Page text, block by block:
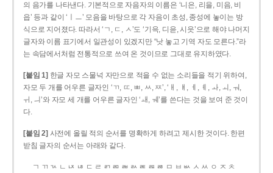
의 음가를 나타낸다. 기본적으로 자음자의 이름은 ‘니은, 리을, 미음, 비
읍’ 등과 같이 ‘ㅣㅡ’ 모음을 바탕으로 각 자음이 초성, 종성에 놓이는 방
식으로 지어졌다. 따라서 ‘ㄱ, ㄷ, ㅅ’도 ‘기윽, 디읃, 시읏’으로 해야 나머지
글자와 이름 표기에서 일관성이 있겠지만 “낫 놓고 기역 자도 모른다.”라
는 속담에서처럼 전통적으로 쓰여 온 것이므로 그대로 유지하였다.
[붙임 1] 한글 자모 스물넉 자만으로 적을 수 없는 소리들을 적기 위하여,
자모 두 개를 어우른 글자인 ‘ㄲ, ㄸ, ㅃ, ㅆ, ㅉ’, ‘ㅐ, ㅒ, ㅔ, ㅖ, ㅘ, ㅚ, ㅝ,
ㅟ, ㅢ’와 자모 세 개를 어우른 글자인 ‘ㅙ, ㅞ’를 쓴다는 것을 보여 준 것이
다.
[붙임 2] 사전에 올릴 적의 순서를 명확하게 하려고 제시한 것이다. 한편
받침 글자의 순서는 아래와 같다.
ㄱ ㄲ ㄳ ㄴ ㄵ ㄶ ㄷ ㄹ ㄺ ㄻ ㄼ ㄽ ㄾ ㄿ ㅀ ㅁ ㅂ ㅄ ㅅ ㅆ ㅇ ㅈ ㅊ